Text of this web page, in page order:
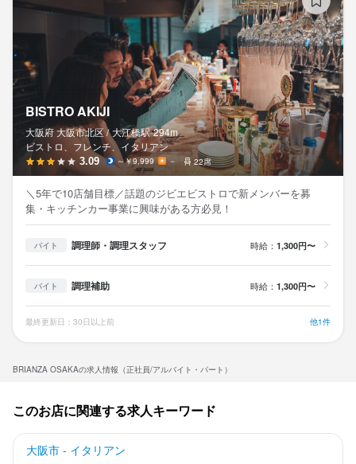
BRIANZA OSAKAの求人情報（正社員/アルバイト・パート）
BISTRO AKIJI
大阪府 大阪市北区 / 大江橋駅 294m
ビストロ、フレンチ、イタリアン
3.09 ～￥9,999 － 22席
＼5年で10店舗目標／話題のジビエビストロで新メンバーを募
集・キッチンカー事業に興味がある方必見！
バイト 調理師・調理スタッフ 時給： 1,300円〜
バイト 調理補助 時給： 1,300円〜
最終更新日：30日以上前 他1件
このお店に関連する求人キーワード
大阪市 - イタリアン